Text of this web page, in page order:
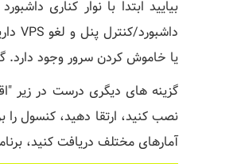
یا خاموش کردن سرور وجود دارد.
گزینه های دیگری درست در زیر
نصب کنید، ارتقا دهید، کنسول را
آمارهای مختلف دریافت کنید،